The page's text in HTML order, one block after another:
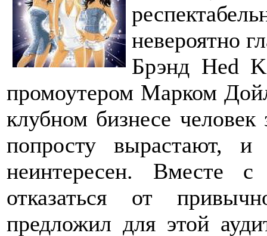
невероятно
Брэнд Hed
промоутером Марком
клубном бизнесе
попросту вырастают, и
неинтересен. Вместе
отказаться от
предложил для этой